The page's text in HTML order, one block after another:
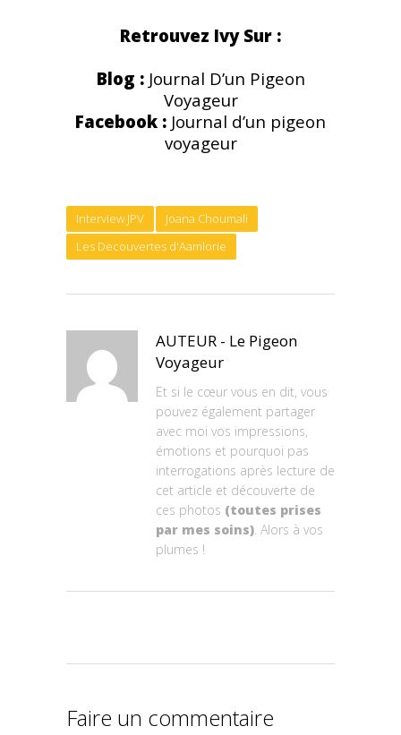
Retrouvez Ivy Sur :
Blog : Journal D’un Pigeon
Voyageur
Facebook : Journal d’un pigeon
voyageur
Interview JPV
Joana Choumali
Les Decouvertes d'Aamlorie
AUTEUR - Le Pigeon
Voyageur
Et si le cœur vous en dit, vous
pouvez également partager
avec moi vos impressions,
émotions et pourquoi pas
interrogations après lecture de
cet article et découverte de
ces photos (toutes prises
par mes soins). Alors à vos
plumes !
Faire un commentaire